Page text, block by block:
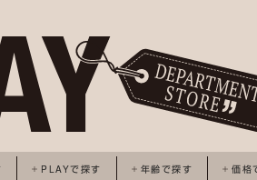
PLAYで探す 年齢で探す 価格